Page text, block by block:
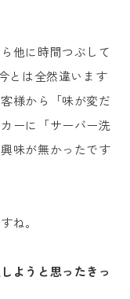
他に時間つぶして
とは全然違います
様から「味が変だ
ーに「サーバー洗
味が無かったです
ね。
ようと思ったきっ